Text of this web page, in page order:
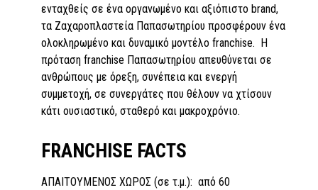
ενταχθείς σε ένα οργανωμένο και αξιόπιστο brand,
τα Ζαχαροπλαστεία Παπασωτηρίου προσφέρουν ένα
ολοκληρωμένο και δυναμικό μοντέλο franchise. Η
πρόταση franchise Παπασωτηρίου απευθύνεται σε
ανθρώπους με όρεξη, συνέπεια και ενεργή
συμμετοχή, σε συνεργάτες που θέλουν να χτίσουν
κάτι ουσιαστικό, σταθερό και μακροχρόνιο.
FRANCHISE FACTS
ΑΠΑΙΤΟΥΜΕΝΟΣ ΧΩΡΟΣ (σε τ.μ.): από 60